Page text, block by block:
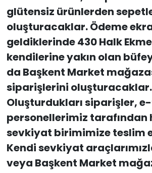
glütensiz ürünlerden
oluşturacaklar. Ödeme
geldiklerinde 430 Halk
kendilerine yakın olan
da Başkent Market
siparişlerini oluşturacaklar.
Oluşturdukları siparişler,
personellerimiz tarafından
sevkiyat birimimize teslim
Kendi sevkiyat
veya Başkent Market